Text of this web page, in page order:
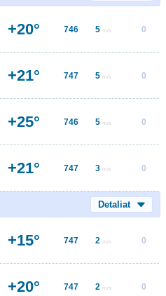
+20° 746 5 m/s 0
+21° 747 5 m/s 0
+25° 746 5 m/s 0
+21° 747 3 m/s 0
Detaliat
+15° 747 2 m/s 0
+20° 747 2 m/s 0